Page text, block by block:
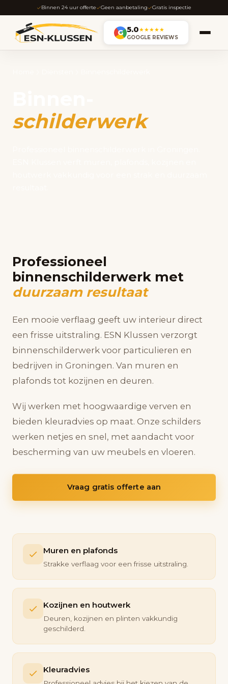
Binnen 24 uur offerte Geen aanbetaling Gratis inspectie
G 5.0★★★★★
GOOGLE REVIEWS
schilderwerk
Professioneel
binnenschilderwerk met
duurzaam resultaat
Een mooie verflaag geeft uw interieur direct
een frisse uitstraling. ESN Klussen verzorgt
binnenschilderwerk voor particulieren en
bedrijven in Groningen. Van muren en
plafonds tot kozijnen en deuren.
Wij werken met hoogwaardige verven en
bieden kleuradvies op maat. Onze schilders
werken netjes en snel, met aandacht voor
bescherming van uw meubels en vloeren.
Vraag gratis offerte aan
Muren en plafonds
Strakke verflaag voor een frisse uitstraling.
Kozijnen en houtwerk
Deuren, kozijnen en plinten vakkundig
geschilderd.
Kleuradvies